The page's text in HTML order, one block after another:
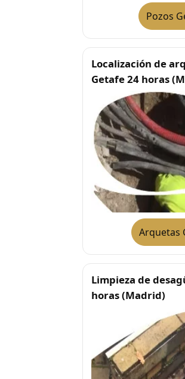
Pozos
Localización de
Getafe 24 horas
Arquetas
Limpieza de
horas (Madrid)